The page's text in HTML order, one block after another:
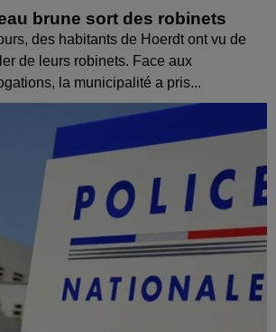
brune sort des robinets
des habitants de Hoerdt ont vu de
de leurs robinets. Face aux
la municipalité a pris...